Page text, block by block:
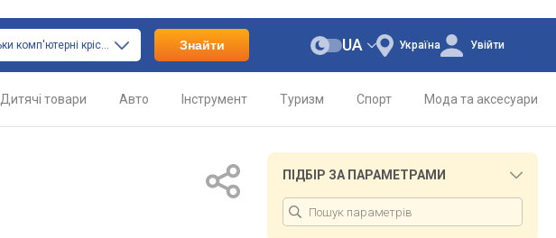
тільки комп'ютерні крісла Знайти Україна
UA Увійти
Дитячі товари Авто Інструмент Туризм Спорт Мода та аксесуари
ПІДБІР ЗА ПАРАМЕТРАМИ